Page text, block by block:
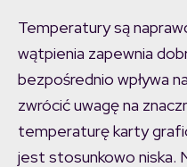
Temperatury są
wątpienia zapewnia
bezpośrednio wpływa
zwrócić uwagę na
temperaturę karty
jest stosunkowo niska.